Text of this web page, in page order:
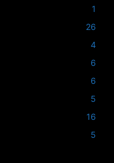
1
26
4
6
6
5
16
5